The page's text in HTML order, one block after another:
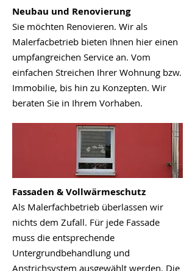
Neubau und Renovierung
Sie möchten Renovieren. Wir als
Malerfacbetrieb bieten Ihnen hier einen
umpfangreichen Service an. Vom
einfachen Streichen Ihrer Wohnung bzw.
Immobilie, bis hin zu Konzepten. Wir
beraten Sie in Ihrem Vorhaben.
Fassaden & Vollwärmeschutz
Als Malerfachbetrieb überlassen wir
nichts dem Zufall. Für jede Fassade
muss die entsprechende
Untergrundbehandlung und
Anstrichsystem ausgewählt werden. Die